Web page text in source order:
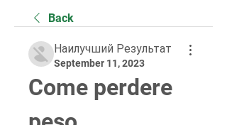
Back
Наилучший Результат
September 11, 2023
Come perdere